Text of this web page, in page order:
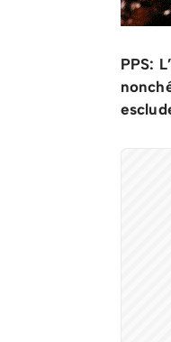
PPS: